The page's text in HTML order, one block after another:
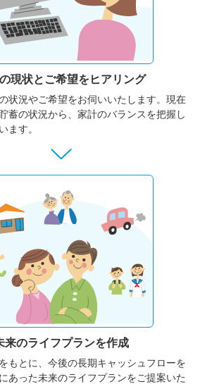
現状と ご希望をヒアリング
状況やご希望をお伺いいたします。 現在
蓄の状況から、家計のバランスを把握し
ます。
来のライフプランを作成
もとに、今後の長期キャッシュフローを
あった未来のライフプランをご提案いた